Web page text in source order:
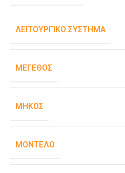
ΛΕΙΤΟΥΡΓΙΚΌ ΣΎΣΤΗΜΑ
ΜΈΓΕΘΟΣ
ΜΉΚΟΣ
ΜΟΝΤΈΛΟ